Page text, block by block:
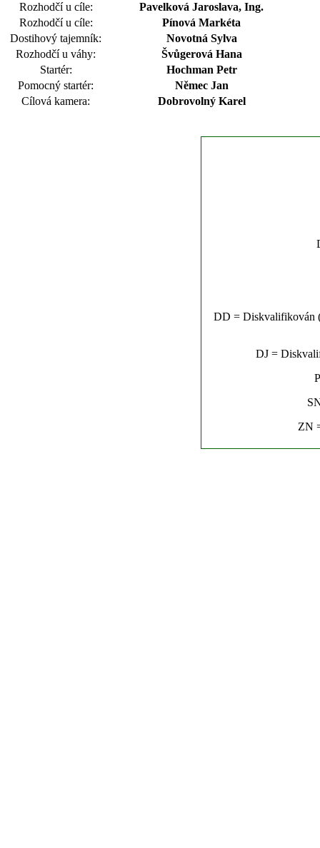
Rozhodčí u cíle:
Pavelková Jaroslava, Ing.
Rozhodčí u cíle:
Pínová Markéta
Dostihový tajemník:
Novotná Sylva
Rozhodčí u váhy:
Švůgerová Hana
Startér:
Hochman Petr
Pomocný startér:
Němec Jan
Cílová kamera:
Dobrovolný Karel
DD = Diskvalifikován
DJ =
ZN